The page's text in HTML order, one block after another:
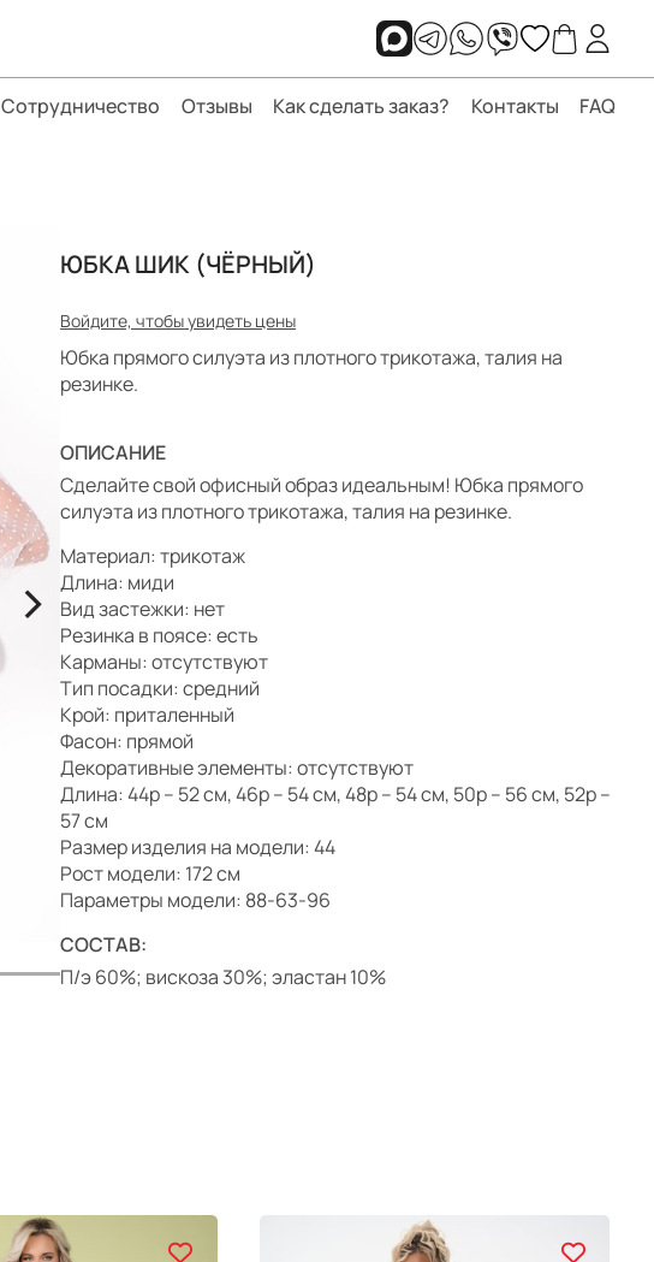
Сотрудничество Отзывы Как сделать заказ? Контакты FAQ
>
ЮБКА ШИК (ЧЁРНЫЙ)
Войдите, чтобы увидеть цены
Юбка прямого силуэта из плотного трикотажа, талия на
резинке.
ОПИСАНИЕ
Сделайте свой офисный образ идеальным! Юбка прямого
силуэта из плотного трикотажа, талия на резинке.
Материал: трикотаж
Длина: миди
Вид застежки: нет
Резинка в поясе: есть
Карманы: отсутствуют
Тип посадки: средний
Крой: приталенный
Фасон: прямой
Декоративные элементы: отсутствуют
Длина: 44р – 52 см, 46р – 54 см, 48р – 54 см, 50р – 56 см, 52р –
57 см
Размер изделия на модели: 44
Рост модели: 172 см
Параметры модели: 88-63-96
СОСТАВ:
П/э 60%; вискоза 30%; эластан 10%